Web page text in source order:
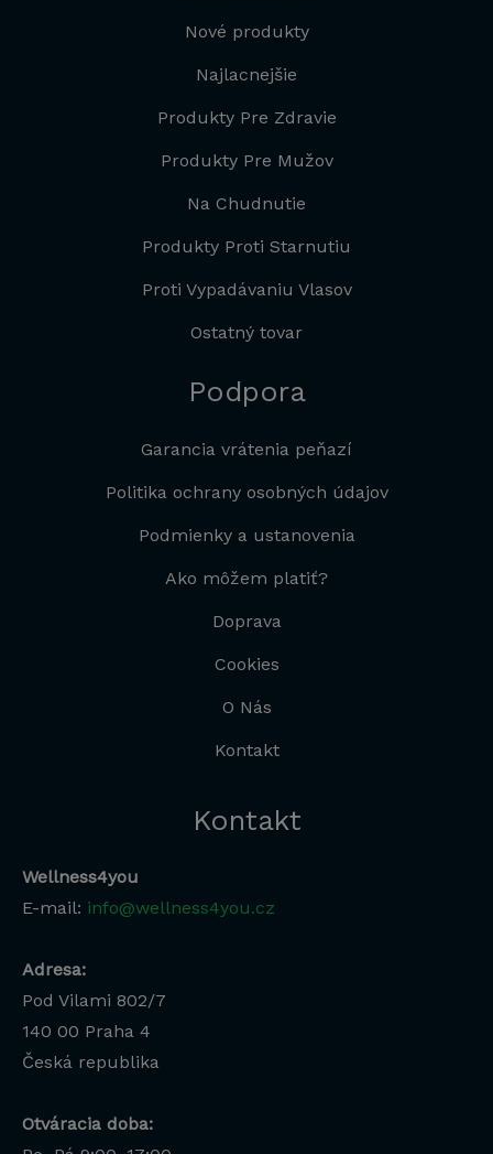
Nové produkty
Najlacnejšie
Produkty Pre Zdravie
Produkty Pre Mužov
Na Chudnutie
Produkty Proti Starnutiu
Proti Vypadávaniu Vlasov
Ostatný tovar
Podpora
Garancia vrátenia peňazí
Politika ochrany osobných údajov
Podmienky a ustanovenia
Ako môžem platiť?
Doprava
Cookies
O Nás
Kontakt
Kontakt
Wellness4you
E-mail: info@wellness4you.cz
Adresa:
Pod Vilami 802/7
140 00 Praha 4
Česká republika
Otváracia doba: